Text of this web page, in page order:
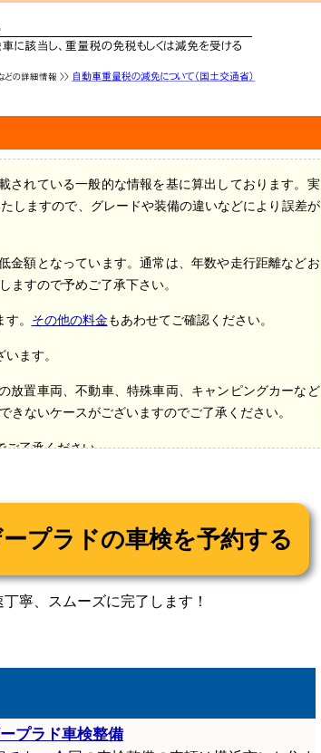
れている一般的な情報を基に算出しております。実
しますので、グレードや装備の違いなどにより誤差が
額となっています。通常は、年数や走行距離などお
ますので予めご了承下さい。
。 その他の料金もあわせてご確認ください。
ます。
置車両、不動車、特殊車両、キャンピングカーなど
きないケースがございますのでご了承ください。
了承ください。
登録より13年経過、18年経過したお車によって自動車
車となっているお車は、表記金額とは異なる税額とな
することがございます。また、旧年式のお車や対応
寧、スムーズに完了します！
プラド車検整備